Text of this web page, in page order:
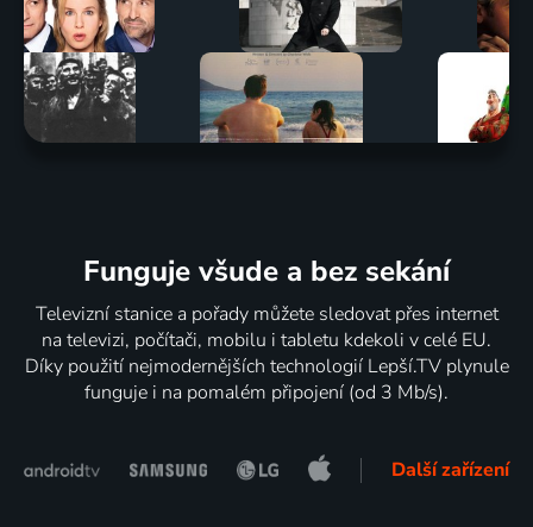
Funguje všude a bez sekání
Televizní stanice a pořady můžete sledovat přes internet
na televizi, počítači, mobilu i tabletu kdekoli v celé EU.
Díky použití nejmodernějších technologií Lepší.TV plynule
funguje i na pomalém připojení (od 3 Mb/s).
Další zařízení